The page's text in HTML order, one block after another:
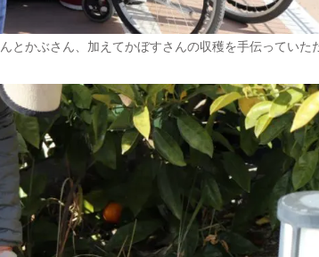
とかぶさん、加えてかぼすさんの収穫を手伝っていた